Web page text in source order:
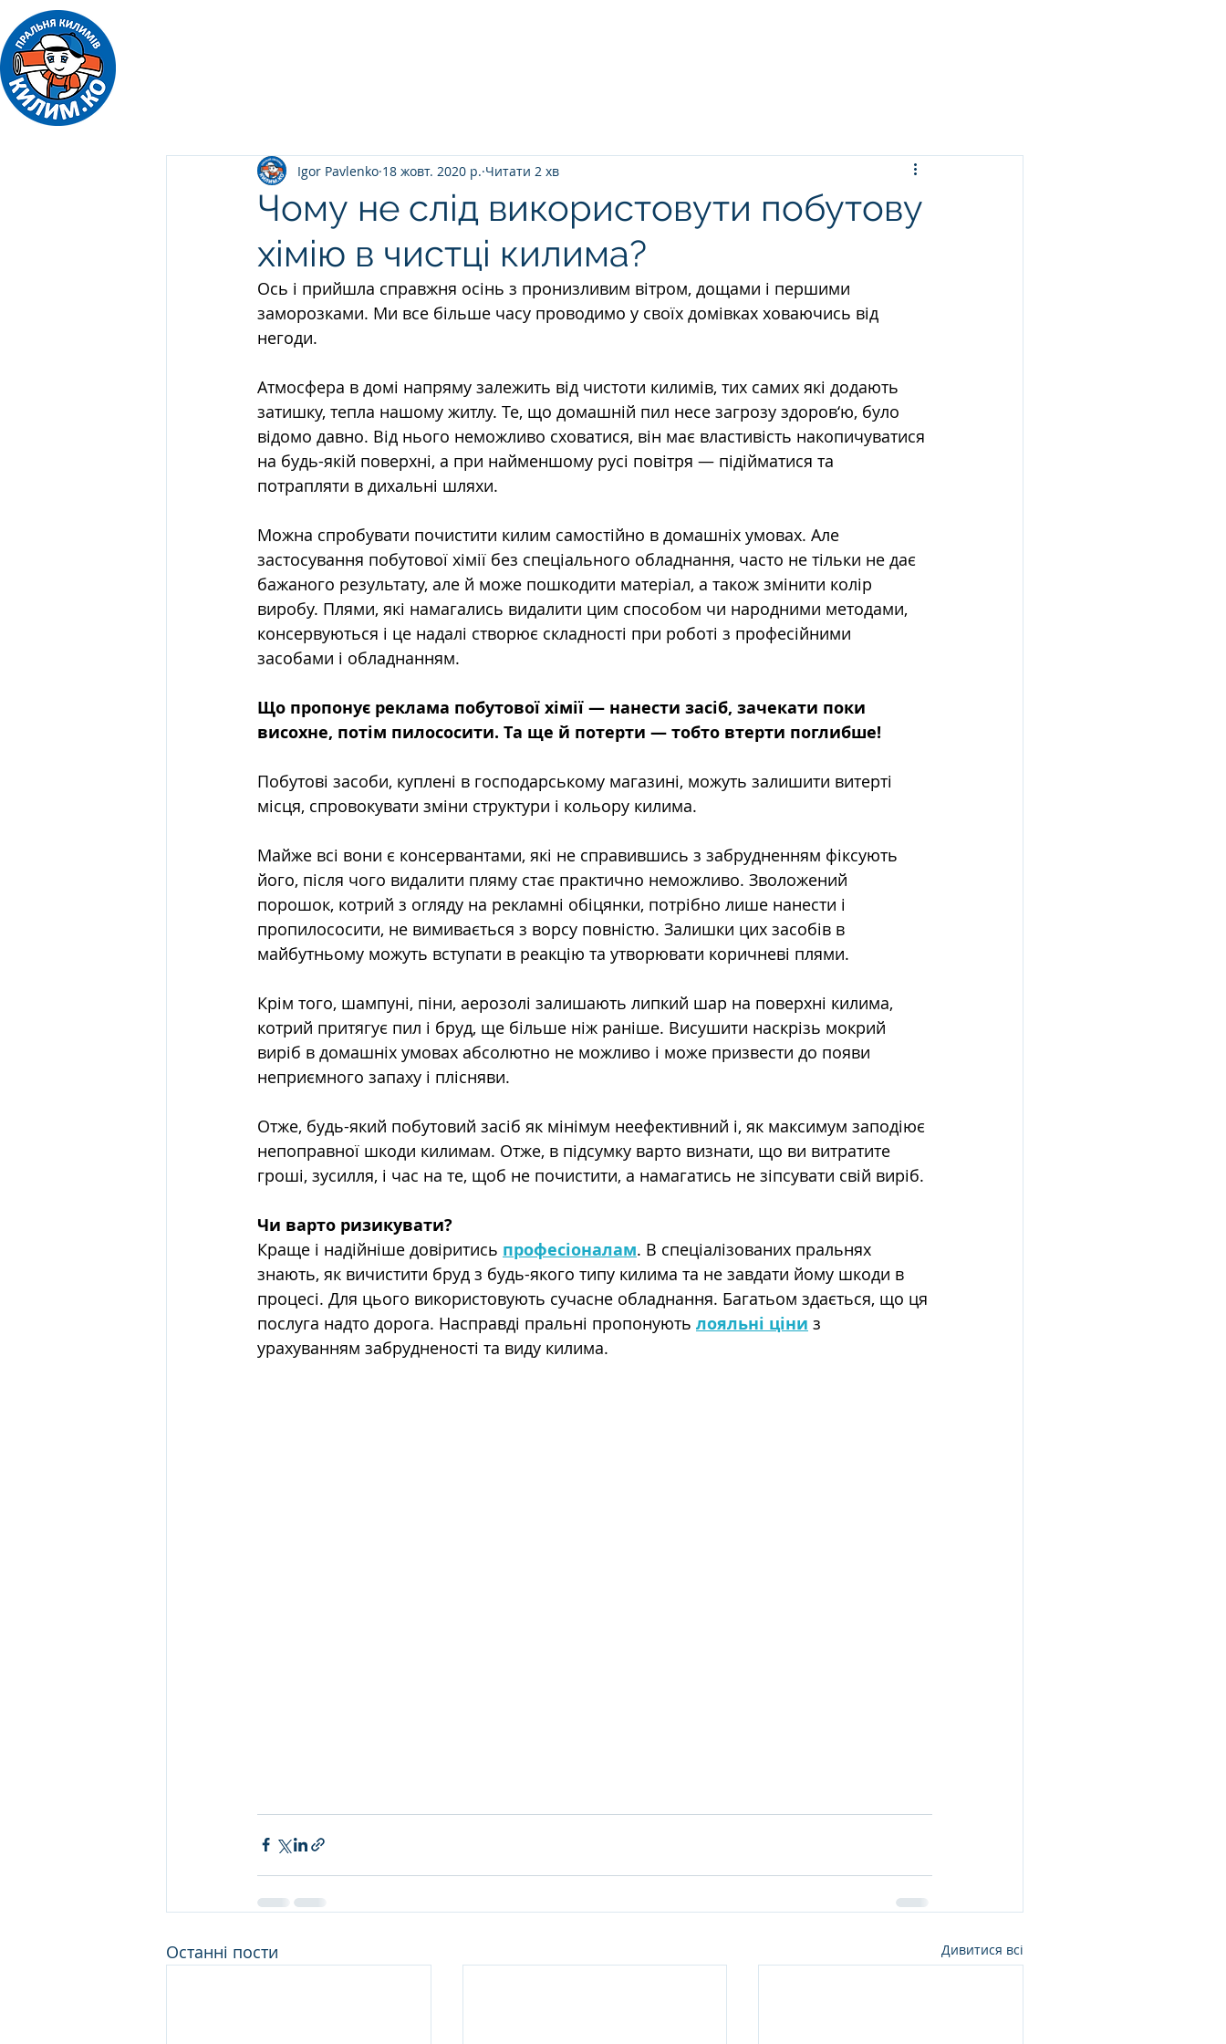
Чому не слід використовути побутову
хімію в чистці килима?
Igor Pavlenko 18 жовт. 2020 р. Читати 2 хв
Ось і прийшла справжня осінь з пронизливим вітром, дощами і першими
заморозками. Ми все більше часу проводимо у своїх домівках ховаючись від
негоди.
Атмосфера в домі напряму залежить від чистоти килимів, тих самих які додають
затишку, тепла нашому житлу. Те, що домашній пил несе загрозу здоров‘ю, було
відомо давно. Від нього неможливо сховатися, він має властивість накопичуватися
на будь-якій поверхні, а при найменшому русі повітря — підійматися та
потрапляти в дихальні шляхи.
Можна спробувати почистити килим самостійно в домашніх умовах. Але
застосування побутової хімії без спеціального обладнання, часто не тільки не дає
бажаного результату, але й може пошкодити матеріал, а також змінити колір
виробу. Плями, які намагались видалити цим способом чи народними методами,
консервуються і це надалі створює складності при роботі з професійними
засобами і обладнанням.
Що пропонує реклама побутової хімії — нанести засіб, зачекати поки
висохне, потім пилососити. Та ще й потерти — тобто втерти поглибше!
Побутові засоби, куплені в господарському магазині, можуть залишити витерті
місця, спровокувати зміни структури і кольору килима.
Майже всі вони є консервантами, які не справившись з забрудненням фіксують
його, після чого видалити пляму стає практично неможливо. Зволожений
порошок, котрий з огляду на рекламні обіцянки, потрібно лише нанести і
пропилососити, не вимивається з ворсу повністю. Залишки цих засобів в
майбутньому можуть вступати в реакцію та утворювати коричневі плями.
Крім того, шампуні, піни, аерозолі залишають липкий шар на поверхні килима,
котрий притягує пил і бруд, ще більше ніж раніше. Висушити наскрізь мокрий
виріб в домашніх умовах абсолютно не можливо і може призвести до появи
неприємного запаху і плісняви.
Отже, будь-який побутовий засіб як мінімум неефективний і, як максимум заподіює
непоправної шкоди килимам. Отже, в підсумку варто визнати, що ви витратите
гроші, зусилля, і час на те, щоб не почистити, а намагатись не зіпсувати свій виріб.
Чи варто ризикувати?
Краще і надійніше довіритись професіоналам. В спеціалізованих пральнях
знають, як вичистити бруд з будь-якого типу килима та не завдати йому шкоди в
процесі. Для цього використовують сучасне обладнання. Багатьом здається, що ця
послуга надто дорога. Насправді пральні пропонують лояльні ціни з
урахуванням забрудненості та виду килима.
Останні пости Дивитися всі